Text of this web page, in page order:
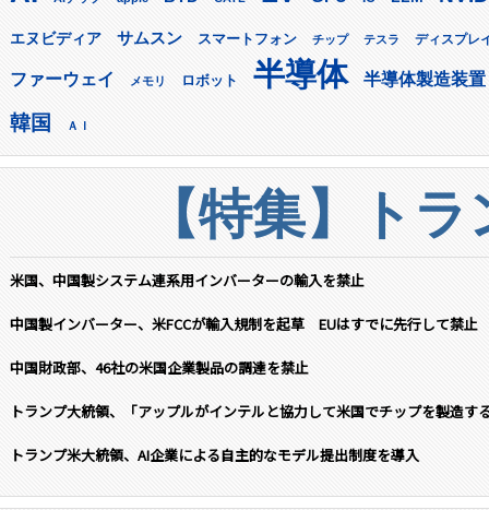
エヌビディア サムスン スマートフォン チップ テスラ ディスプレ
ファーウェイ メモリ ロボット 半導体 半導体製造装置
韓国 ＡＩ
【特集】ト
米国、中国製システム連系用インバーターの輸入を禁止
中国製インバーター、米FCCが輸入規制を起草 EUはすでに先行して禁止
中国財政部、46社の米国企業製品の調達を禁止
トランプ大統領、「アップルがインテルと協力して米国でチップを製造す
トランプ米大統領、AI企業による自主的なモデル提出制度を導入